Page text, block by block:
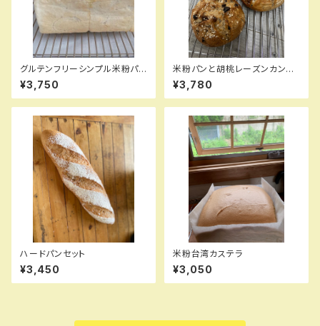
グルテンフリーシンプル米粉パン
セット
¥3,750
米粉パンと胡桃レーズンカンパ
ーニュセット
¥3,780
ハードパンセット
¥3,450
米粉台湾カステラ
¥3,050